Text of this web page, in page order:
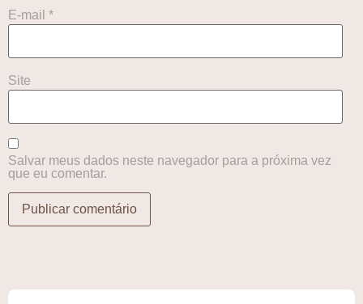
E-mail *
Site
Salvar meus dados neste navegador para a próxima vez
que eu comentar.